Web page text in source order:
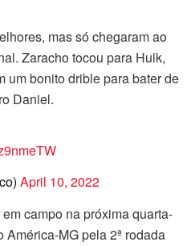
mas só chegaram ao
Zaracho tocou para Hulk,
um bonito drible para bater de
Daniel.
April 10, 2022
campo na próxima quarta-
América-MG pela 2ª rodada